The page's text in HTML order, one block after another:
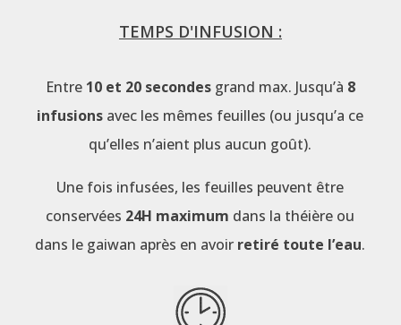
TEMPS D'INFUSION :
Entre 10 et 20 secondesgrand max. Jusqu’à 8
infusions avec les mêmes feuilles (ou jusqu’a ce
qu’elles n’aient plus aucun goût).
Une fois infusées, les feuilles peuvent être
conservées 24H maximum dans la théière ou
dans le gaiwan après en avoir retiré toute l’eau.